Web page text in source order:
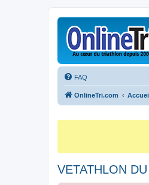
FAQ
OnlineTri.com
VETATHLON